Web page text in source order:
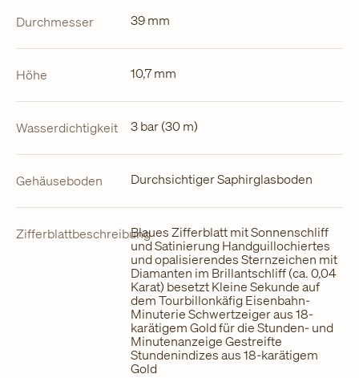
Durchmesser 39 mm
Höhe 10,7 mm
Wasserdichtigkeit 3 bar (30 m)
Gehäuseboden Durchsichtiger Saphirglasboden
ZifferblattbeschreibungBlaues Zifferblatt mit Sonnenschliff
und Satinierung Handguillochiertes
und opalisierendes Sternzeichen mit
Diamanten im Brillantschliff (ca. 0,04
Karat) besetzt Kleine Sekunde auf
dem Tourbillonkäfig Eisenbahn-
Minuterie Schwertzeiger aus 18-
karätigem Gold für die Stunden- und
Minutenanzeige Gestreifte
Stundenindizes aus 18-karätigem
Gold